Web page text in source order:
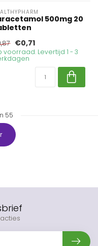
500mg 20
€0,71
voorraad. Levertijd 1 - 3
55